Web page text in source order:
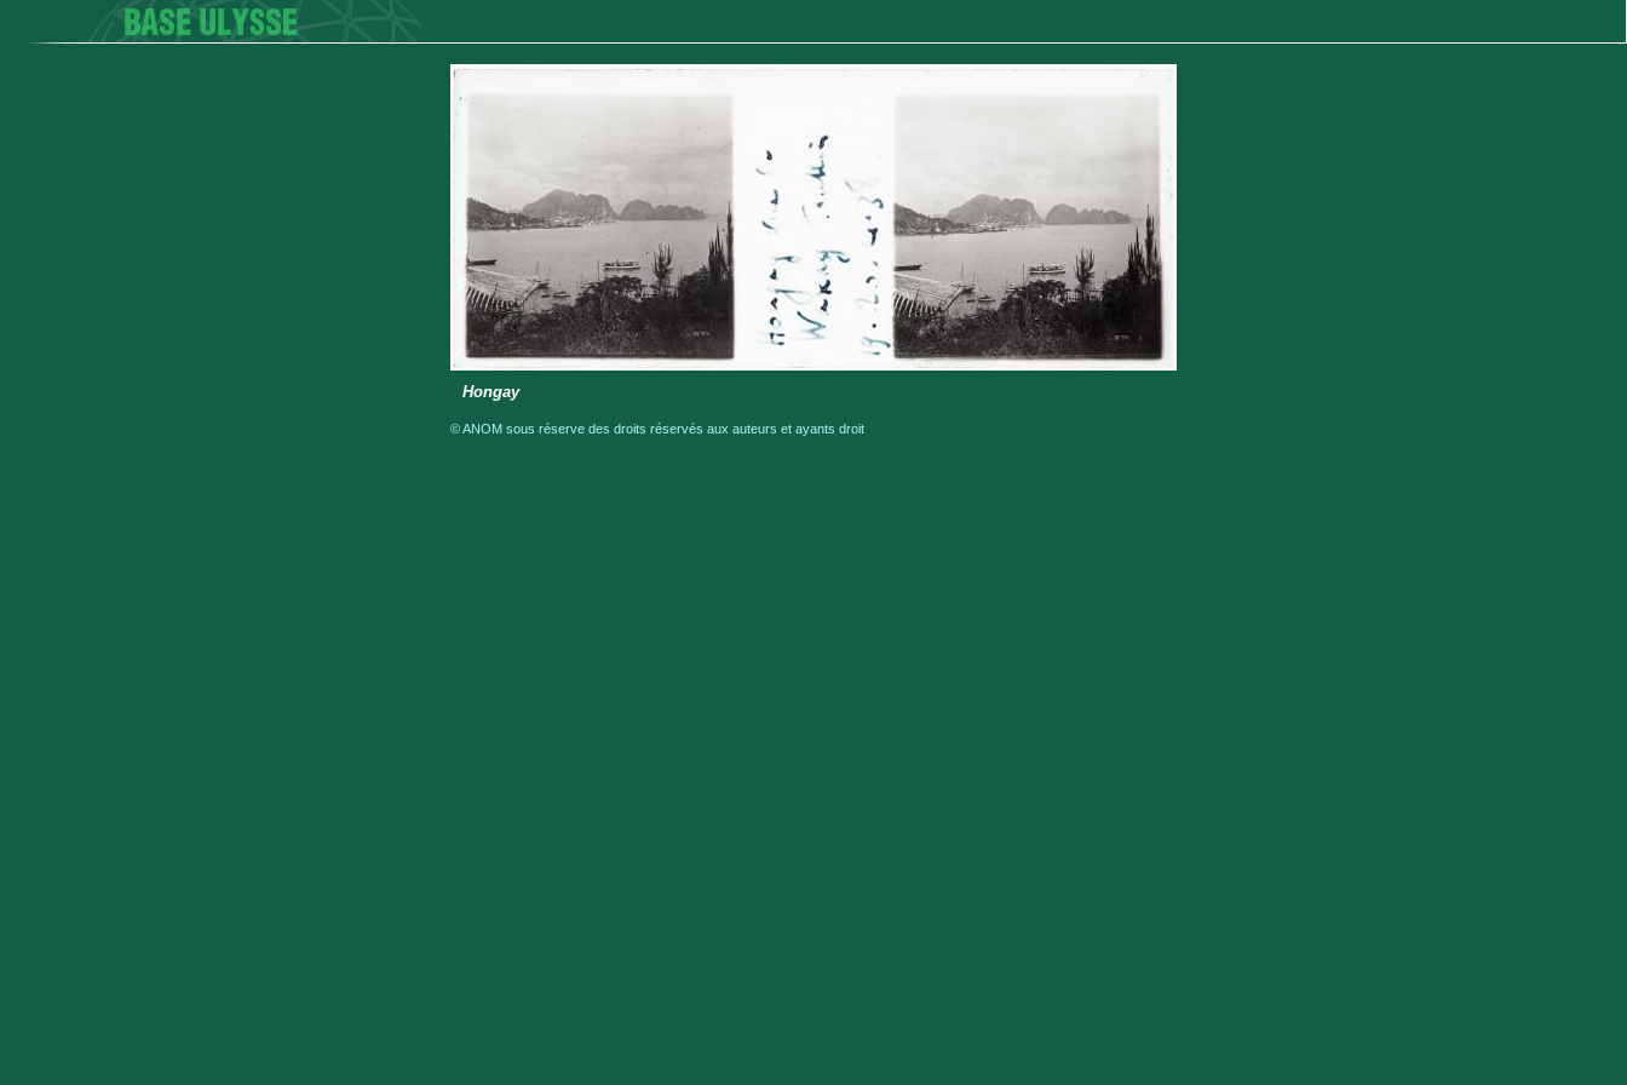
Hongay
© ANOM sous réserve des droits réservés aux auteurs et ayants droit